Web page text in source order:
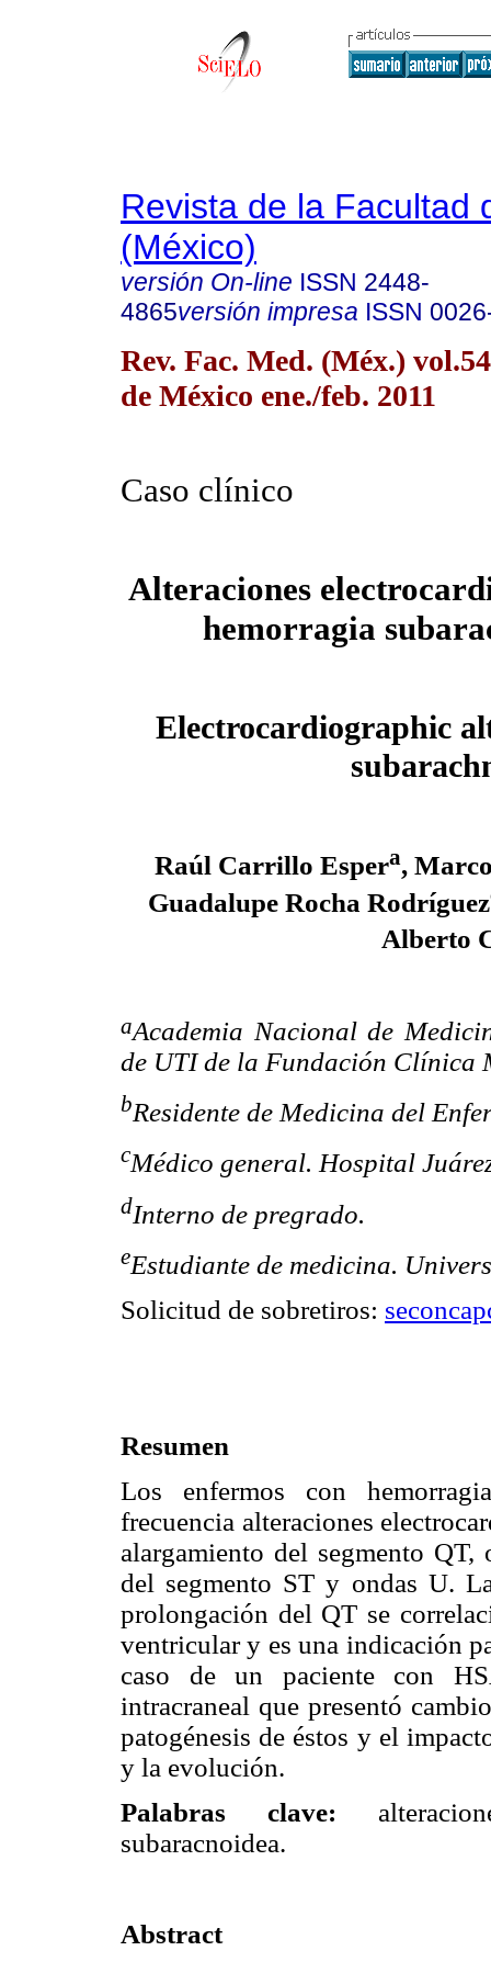
Revista de la Facultad
(México)
versión On-line ISSN 2448-
4865versión impresa ISSN
Rev. Fac. Med. (Méx.)
de México ene./feb. 2011
Caso clínico
Alteraciones
hemorragia
Electrocardiographic
Raúl Carrillo Espera,
Guadalupe Rocha Rodríguez
Alberto
aAcademia Nacional de
de UTI de la Fundación Clínica
bResidente de Medicina del
cMédico general. Hospital
dInterno de pregrado.
eEstudiante de medicina.
Solicitud de sobretiros:
Resumen
Los enfermos con
frecuencia alteraciones
alargamiento del segmento
del segmento ST y ondas U.
prolongación del QT se
ventricular y es una indicación
caso de un paciente con
intracraneal que presentó
patogénesis de éstos y el
y la evolución.
Palabras clave:
subaracnoidea.
Abstract